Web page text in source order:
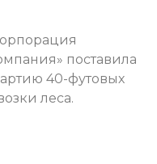
поставила
40-футовых
леса.